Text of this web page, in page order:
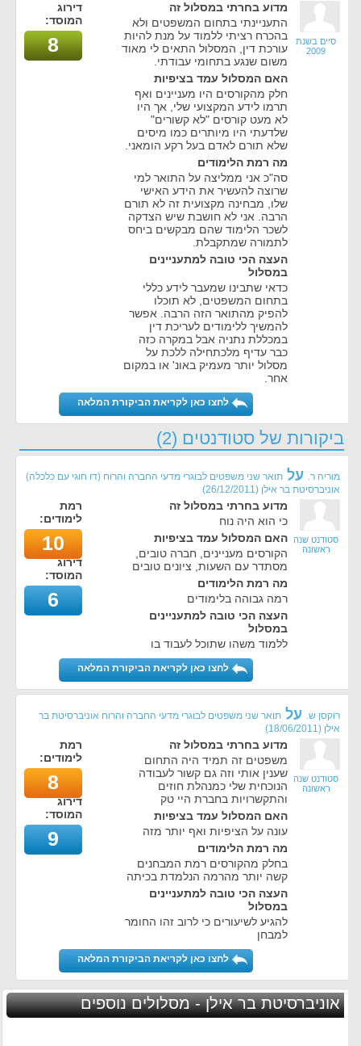
סיים בשנת
2009
מדוע בחרתי במסלול זה
התעניינתי בתחום המשפטים ולא
בהכרח רציתי ללמוד על מנת להיות
עורכת דין, המסלול התאים לי מאוד
משום שנגע בתחומי עבודתי.
האם המסלול עמד בציפיות
חלק מהקורסים היו מעניינים ואף
תרמו לידע המקצועי שלי, אך היו
לא מעט קורסים "לא קשורים"
שלדעתי היו מיותרים כמו מיסים
שלא תורם לאדם בעל רקע הומאני.
מה רמת הלימודים
סה"כ אני ממליצה על התואר למי
שרוצה להעשיר את הידע האישי
שלו, מבחינה מקצועית זה לא תורם
הרבה. אני לא חושבת שיש הצדקה
לשכר הלימוד שהם מבקשים ביחס
לתמורה שמתקבלת.
העצה הכי טובה למתעניינים
במסלול
כדאי שתבינו שמעבר לידע כללי
בתחום המשפטים, לא תוכלו
להפיק מהתואר הזה הרבה. אפשר
להמשיך ללימודים לעריכת דין
במכללת נתניה אבל במקרה כזה
כבר עדיף מלכתחילה ללכת על
מסלול יותר מעמיק באונ' או במקום
אחר.
דירוג
המוסד:
8
לחצו כאן לקריאת הביקורת המלאה
ביקורות של סטודנטים (2)
מוריה ר. על תואר שני משפטים לבוגרי מדעי החברה והרוח (דו חוגי עם כלכלה)
אוניברסיטת בר אילן (
26/12/2011
)
סטודנט שנה
ראשונה
מדוע בחרתי במסלול זה
כי הוא היה נוח
האם המסלול עמד בציפיות
הקורסים מעניינים, חברה טובים,
מסתדר עם השעות, ציונים טובים
מה רמת הלימודים
רמה גבוהה בלימודים
העצה הכי טובה למתעניינים
במסלול
ללמוד משהו שתוכל לעבוד בו
רמת
לימודים:
10
דירוג
המוסד:
6
לחצו כאן לקריאת הביקורת המלאה
רוקסן ש. על תואר שני משפטים לבוגרי מדעי החברה והרוח אוניברסיטת בר
אילן (
18/06/2011
)
סטודנט שנה
ראשונה
מדוע בחרתי במסלול זה
משפטים זה תמיד היה התחום
שענין אותי וזה גם קשור לעבודה
הנוכחית שלי כמנהלת חוזים
והתקשרויות בחברת היי טק
האם המסלול עמד בציפיות
עונה על הציפיות ואף יותר מזה
מה רמת הלימודים
בחלק מהקורסים רמת המבחנים
קשה יותר מהרמה הנלמדת בכיתה
העצה הכי טובה למתעניינים
במסלול
להגיע לשיעורים כי לרוב זהו החומר
למבחן
רמת
לימודים:
8
דירוג
המוסד:
9
לחצו כאן לקריאת הביקורת המלאה
אוניברסיטת בר אילן - מסלולים נוספים